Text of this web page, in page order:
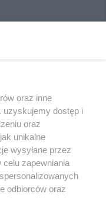
oraz inne
uzyskujemy dostęp i
oraz
unikalne
wysyłane przez
zapewniania
odbiorców oraz